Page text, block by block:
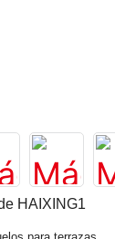
HAIXING1